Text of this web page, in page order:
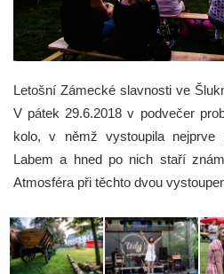
Letošní Zámecké slavnosti ve
V pátek 29.6.2018 v podvečer
kolo, v němž vystoupila
Labem a hned po nich staří
Atmosféra při těchto dvou